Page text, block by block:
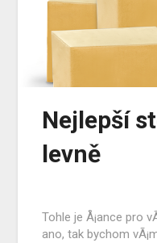
Nejlepší
levně
Tohle je Å¡ance pro
ano, tak bychom